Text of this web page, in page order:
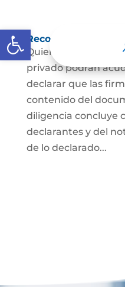
Abrir barra de
Reconocimiento
Quienes hayan
privado podrán
declarar que las
contenido del
diligencia concluye
declarantes y del
de lo declarado...